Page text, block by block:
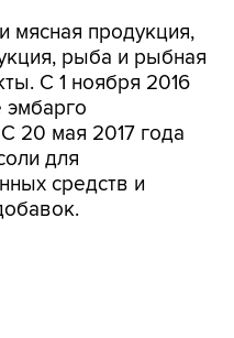
мясная продукция,
рыба и рыбная
С 1 ноября 2016
эмбарго
20 мая 2017 года
для
средств и